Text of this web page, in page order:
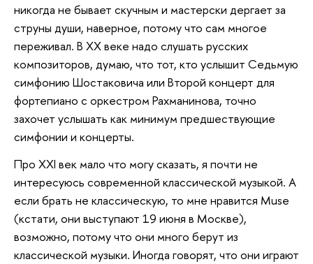
никогда не бывает скучным и мастерски дергает за
струны души, наверное, потому что сам многое
переживал. В XX веке надо слушать русских
композиторов, думаю, что тот, кто услышит Седьмую
симфонию Шостаковича или Второй концерт для
фортепиано с оркестром Рахманинова, точно
захочет услышать как минимум предшествующие
симфонии и концерты.
Про XXI век мало что могу сказать, я почти не
интересуюсь современной классической музыкой. А
если брать не классическую, то мне нравится Muse
(кстати, они выступают 19 июня в Москве),
возможно, потому что они много берут из
классической музыки. Иногда говорят, что они играют